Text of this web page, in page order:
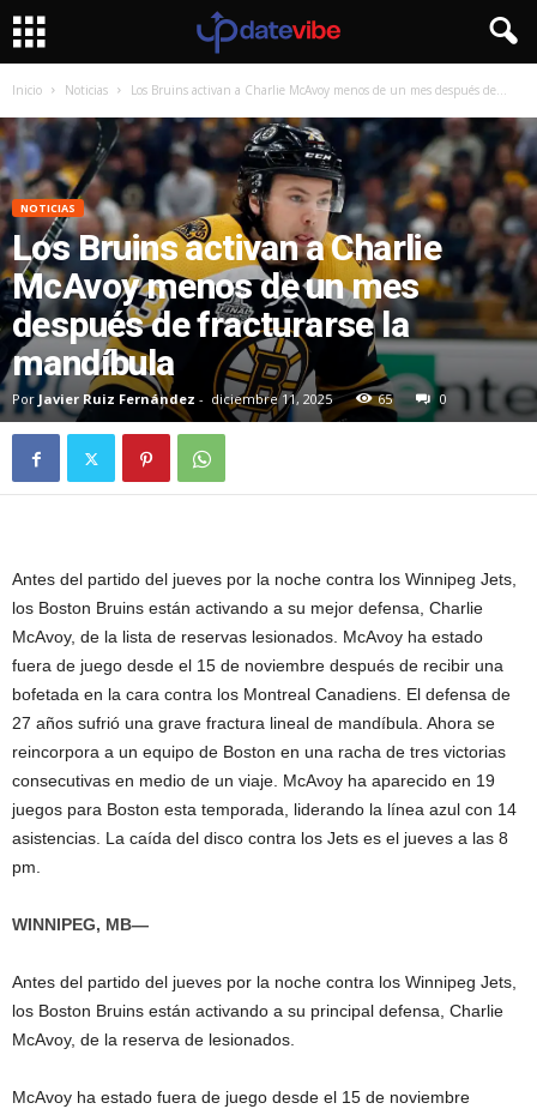
Inicio Noticias Los Bruins activan a Charlie McAvoy menos de un mes después de...
NOTICIAS
Los Bruins activan a Charlie
McAvoy menos de un mes
después de fracturarse la
mandíbula
Por Javier Ruiz Fernández - diciembre 11, 2025 65 0
Antes del partido del jueves por la noche contra los Winnipeg Jets,
los Boston Bruins están activando a su mejor defensa, Charlie
McAvoy, de la lista de reservas lesionados. McAvoy ha estado
fuera de juego desde el 15 de noviembre después de recibir una
bofetada en la cara contra los Montreal Canadiens. El defensa de
27 años sufrió una grave fractura lineal de mandíbula. Ahora se
reincorpora a un equipo de Boston en una racha de tres victorias
consecutivas en medio de un viaje. McAvoy ha aparecido en 19
juegos para Boston esta temporada, liderando la línea azul con 14
asistencias. La caída del disco contra los Jets es el jueves a las 8
pm.
WINNIPEG, MB—
Antes del partido del jueves por la noche contra los Winnipeg Jets,
los Boston Bruins están activando a su principal defensa, Charlie
McAvoy, de la reserva de lesionados.
McAvoy ha estado fuera de juego desde el 15 de noviembre